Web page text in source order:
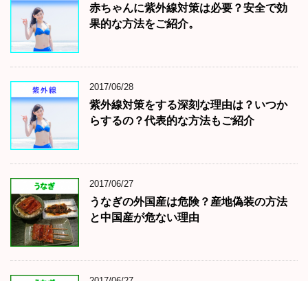
赤ちゃんに紫外線対策は必要？安全で効
果的な方法をご紹介。
2017/06/28
紫外線対策をする深刻な理由は？いつか
らするの？代表的な方法もご紹介
2017/06/27
うなぎの外国産は危険？産地偽装の方法
と中国産が危ない理由